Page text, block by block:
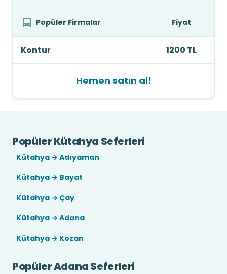
Popüler Firmalar Fiyat
Kontur 1200 TL
Hemen satın al!
Popüler Kütahya Seferleri
Kütahya → Adıyaman
Kütahya → Bayat
Kütahya → Çay
Kütahya → Adana
Kütahya → Kozan
Popüler Adana Seferleri